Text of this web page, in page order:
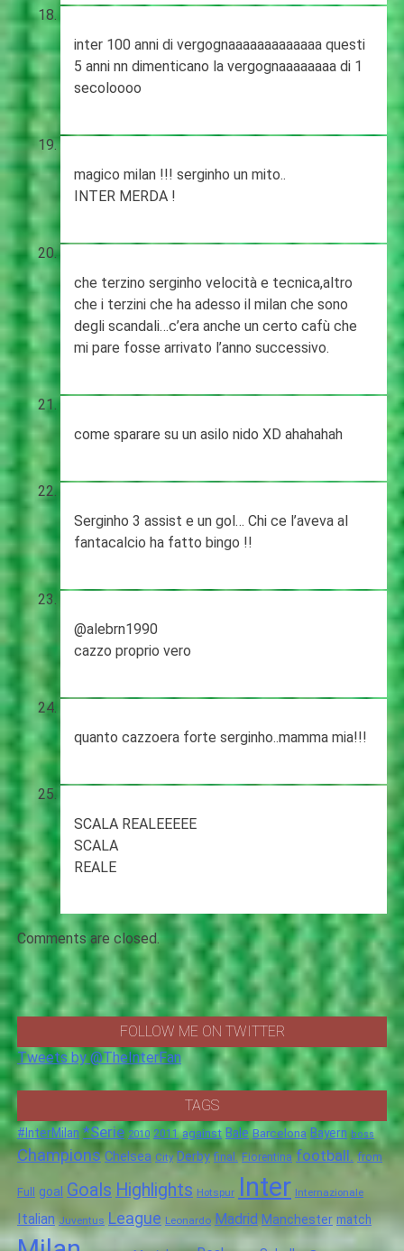
inter 100 anni di vergognaaaaaaaaaaaaa questi
5 anni nn dimenticano la vergognaaaaaaaa di 1
secoloooo
magico milan !!! serginho un mito..
INTER MERDA !
che terzino serginho velocità e tecnica,altro
che i terzini che ha adesso il milan che sono
degli scandali…c’era anche un certo cafù che
mi pare fosse arrivato l’anno successivo.
come sparare su un asilo nido XD ahahahah
Serginho 3 assist e un gol… Chi ce l’aveva al
fantacalcio ha fatto bingo !!
@alebrn1990
cazzo proprio vero
quanto cazzoera forte serginho..mamma mia!!!
SCALA REALEEEEE
SCALA
REALE
Comments are closed.
FOLLOW ME ON TWITTER
Tweets by @TheInterFan
TAGS
#InterMilan *Serie 2010 2011 against Bale Barcelona Bayern boss
Champions Chelsea City Derby final. Fiorentina football. from
Full goal Goals Highlights Hotspur Inter Internazionale
Italian Juventus League Leonardo Madrid Manchester match